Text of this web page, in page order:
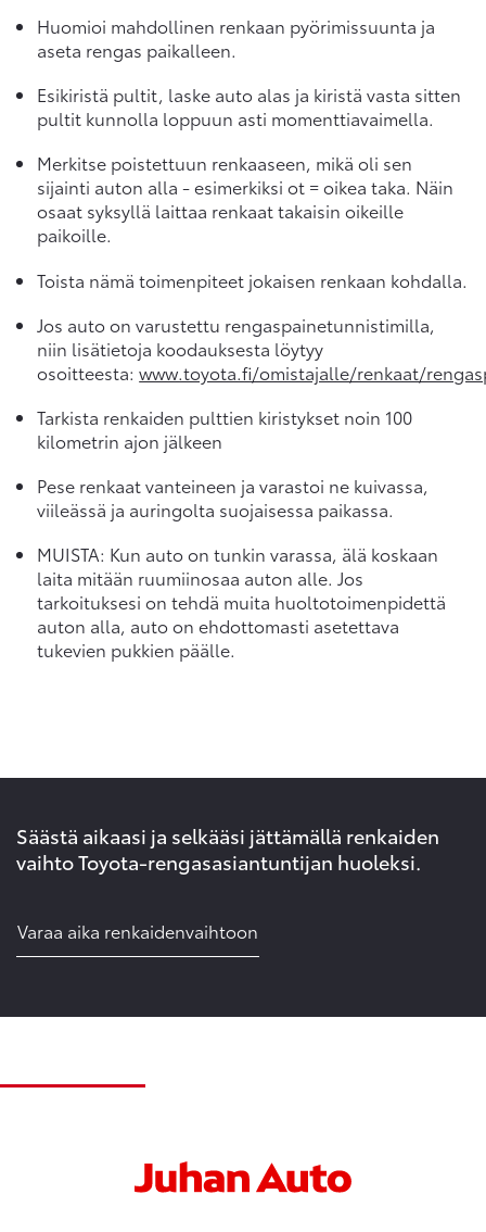
Huomioi mahdollinen renkaan pyörimissuunta ja
aseta rengas paikalleen.
Esikiristä pultit, laske auto alas ja kiristä vasta sitten
pultit kunnolla loppuun asti momenttiavaimella.
Merkitse poistettuun renkaaseen, mikä oli sen
sijainti auton alla - esimerkiksi ot = oikea taka. Näin
osaat syksyllä laittaa renkaat takaisin oikeille
paikoille.
Toista nämä toimenpiteet jokaisen renkaan kohdalla.
Jos auto on varustettu rengaspainetunnistimilla,
niin lisätietoja koodauksesta löytyy
osoitteesta:www.toyota.fi/omistajalle/renkaat/
Tarkista renkaiden pulttien kiristykset noin 100
kilometrin ajon jälkeen
Pese renkaat vanteineen ja varastoi ne kuivassa,
viileässä ja auringolta suojaisessa paikassa.
MUISTA: Kun auto on tunkin varassa, älä koskaan
laita mitään ruumiinosaa auton alle. Jos
tarkoituksesi on tehdä muita huoltotoimenpidettä
auton alla, auto on ehdottomasti asetettava
tukevien pukkien päälle.
Säästä aikaasi ja selkääsi jättämällä renkaiden
vaihto Toyota-rengasasiantuntijan huoleksi.
Varaa aika renkaidenvaihtoon